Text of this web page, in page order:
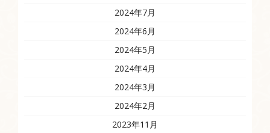
2024年7月
2024年6月
2024年5月
2024年4月
2024年3月
2024年2月
2023年11月